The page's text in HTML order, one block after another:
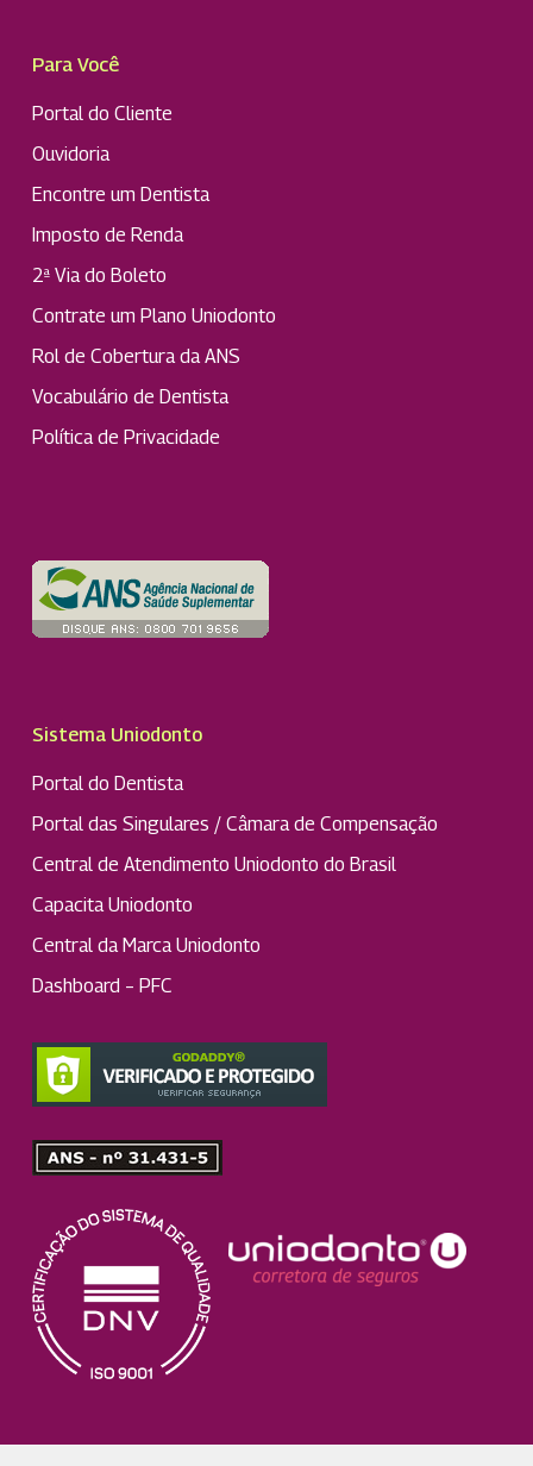
Para Você
Portal do Cliente
Ouvidoria
Encontre um Dentista
Imposto de Renda
2ª Via do Boleto
Contrate um Plano Uniodonto
Rol de Cobertura da ANS
Vocabulário de Dentista
Política de Privacidade
Sistema Uniodonto
Portal do Dentista
Portal das Singulares / Câmara de Compensação
Central de Atendimento Uniodonto do Brasil
Capacita Uniodonto
Central da Marca Uniodonto
Dashboard – PFC